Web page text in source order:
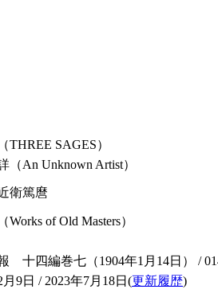
THREE SAGES）
（An Unknown Artist）
衛篤麿
Works of Old Masters）
十四編巻七（1904年1月14日） /
月9日 / 2023年7月18日(更新履歴)